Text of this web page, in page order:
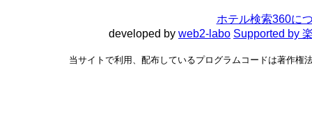
ホテル検索360に
developed by web2-labo Supported by
当サイトで利用、配布しているプログラムコードは著作